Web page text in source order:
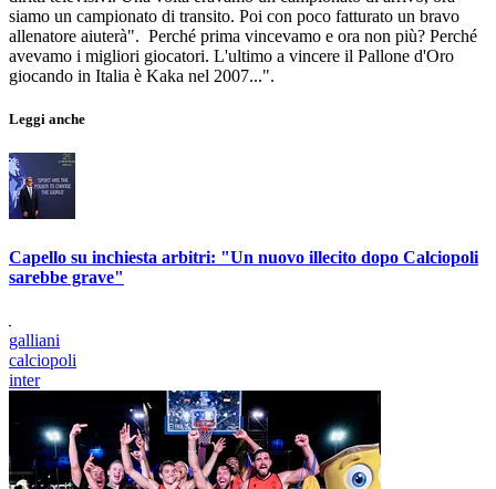
siamo un campionato di transito. Poi con poco fatturato un bravo
allenatore aiuterà". Perché prima vincevamo e ora non più? Perché
avevamo i migliori giocatori. L'ultimo a vincere il Pallone d'Oro
giocando in Italia è Kaka nel 2007...".
Leggi anche
Capello su inchiesta arbitri: "Un nuovo illecito dopo Calciopoli
sarebbe grave"
galliani
calciopoli
inter